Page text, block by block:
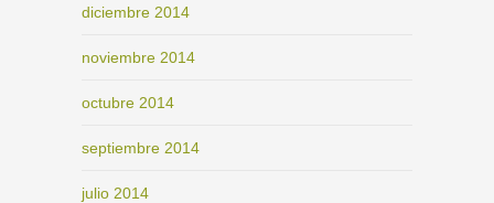
diciembre 2014
noviembre 2014
octubre 2014
septiembre 2014
julio 2014